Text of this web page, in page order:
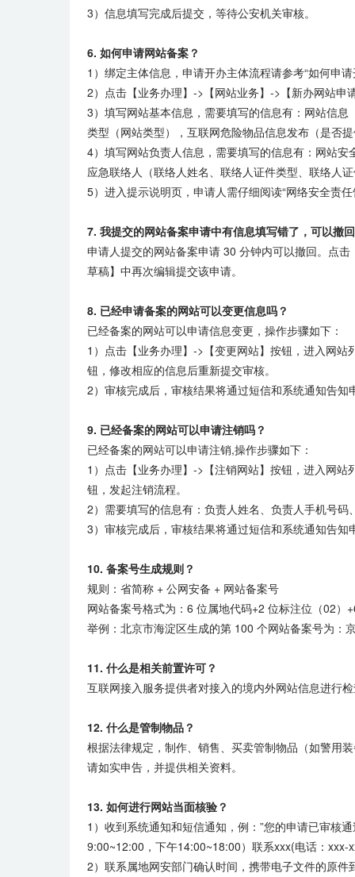
3）信息填写完成后提交，等待公安机关审核。
6. 如何申请网站备案？
1）绑定主体信息，申请开办主体流程请参考“如何申
2）点击【业务办理】->【网站业务】->【新办网站
3）填写网站基本信息，需要填写的信息有：网站信
类型（网站类型），互联网危险物品信息发布（是否
4）填写网站负责人信息，需要填写的信息有：网站
应急联络人（联络人姓名、联络人证件类型、联络人
5）进入提示说明页，申请人需仔细阅读“网络安全责
7. 我提交的网站备案申请中有信息填写错了，可以撤
申请人提交的网站备案申请 30 分钟内可以撤回。点
草稿】中再次编辑提交该申请。
8. 已经申请备案的网站可以变更信息吗？
已经备案的网站可以申请信息变更，操作步骤如下：
1）点击【业务办理】->【变更网站】按钮，进入网
钮，修改相应的信息后重新提交审核。
2）审核完成后，审核结果将通过短信和系统通知告知
9. 已经备案的网站可以申请注销吗？
已经备案的网站可以申请注销,操作步骤如下：
1）点击【业务办理】->【注销网站】按钮，进入网
钮，发起注销流程。
2）需要填写的信息有：负责人姓名、负责人手机号
3）审核完成后，审核结果将通过短信和系统通知告知
10. 备案号生成规则？
规则：省简称 + 公网安备 + 网站备案号
网站备案号格式为：6 位属地代码+2 位标注位（02）
举例：北京市海淀区生成的第 100 个网站备案号为
11. 什么是相关前置许可？
互联网接入服务提供者对接入的境内外网站信息进行
12. 什么是管制物品？
根据法律规定，制作、销售、买卖管制物品（如警用
请如实申告，并提供相关资料。
13. 如何进行网站当面核验？
1）收到系统通知和短信通知，例：”您的申请已审核
9:00~12:00，下午14:00~18:00）联系xxx(电话：xxx-
2）联系属地网安部门确认时间，携带电子文件的原